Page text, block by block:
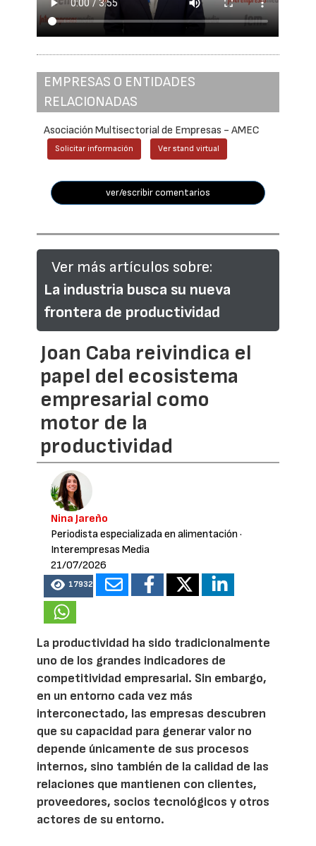
EMPRESAS O ENTIDADES
RELACIONADAS
Asociación Multisectorial de Empresas - AMEC
Solicitar información Ver stand virtual
ver/escribir comentarios
Ver más artículos sobre:
La industria busca su nueva
frontera de productividad
Joan Caba reivindica el
papel del ecosistema
empresarial como
motor de la
productividad
Nina Jareño
Periodista especializada en alimentación ·
Interempresas Media
21/07/2026
17932
La productividad ha sido tradicionalmente
uno de los grandes indicadores de
competitividad empresarial. Sin embargo,
en un entorno cada vez más
interconectado, las empresas descubren
que su capacidad para generar valor no
depende únicamente de sus procesos
internos, sino también de la calidad de las
relaciones que mantienen con clientes,
proveedores, socios tecnológicos y otros
actores de su entorno.